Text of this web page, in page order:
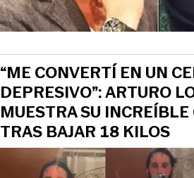
“ME CONVERTÍ EN UN
DEPRESIVO”: ARTURO
MUESTRA SU
TRAS BAJAR 18 KILOS